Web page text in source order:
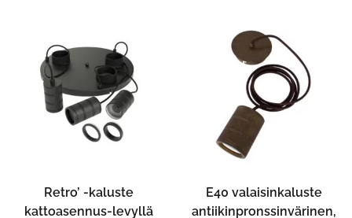
Retro’ -kaluste
kattoasennus-levyllä
E40 valaisinkaluste
antiikinpronssinvärinen,